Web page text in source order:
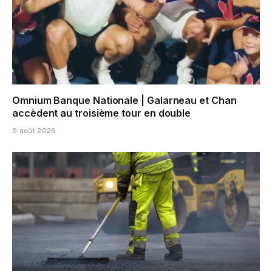
Omnium Banque Nationale | Galarneau et Chan
accèdent au troisième tour en double
9 août 2026